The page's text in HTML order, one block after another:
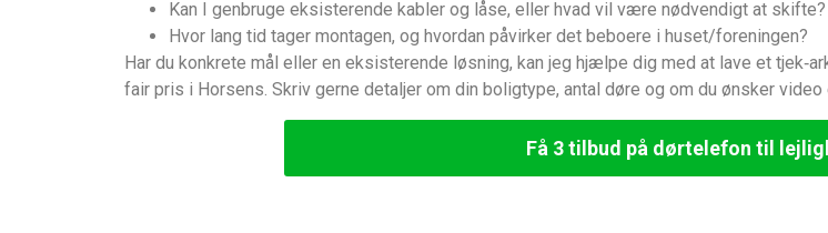
Kan I genbruge eksisterende kabler og låse, eller hvad vil være nødvendigt at skifte?
Hvor lang tid tager montagen, og hvordan påvirker det beboere i huset/foreningen?
Har du konkrete mål eller en eksisterende løsning, kan jeg hjælpe dig med at lave et
fair pris i Horsens. Skriv gerne detaljer om din boligtype, antal døre og om du ønsker
Få 3 tilbud på dørtelefon til